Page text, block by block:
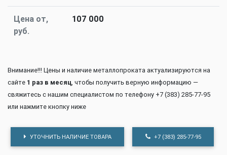
Цена от,
руб.
107 000
Внимание!!! Цены и наличие металлопроката актуализируются на
сайте 1 раз в месяц, чтобы получить верную информацию —
свяжитесь с нашим специалистом по телефону +7 (383) 285-77-95
или нажмите кнопку ниже
УТОЧНИТЬ НАЛИЧИЕ ТОВАРА +7 (383) 285-77-95